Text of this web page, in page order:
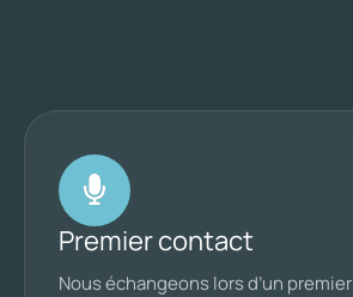
Premier contact
Nous échangeons lors d’un premier